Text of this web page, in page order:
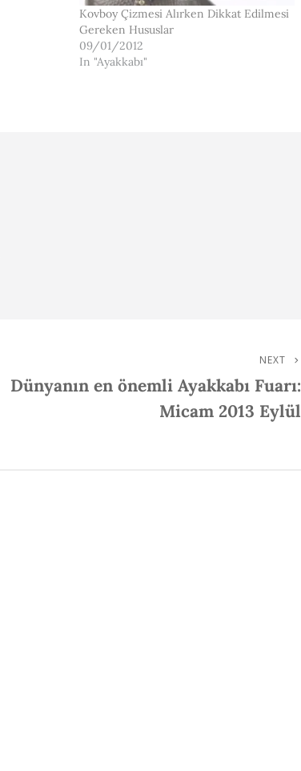
Kovboy Çizmesi Alırken Dikkat Edilmesi
Gereken Hususlar
09/01/2012
In "Ayakkabı"
NEXT
Dünyanın en önemli Ayakkabı Fuarı:
Micam 2013 Eylül